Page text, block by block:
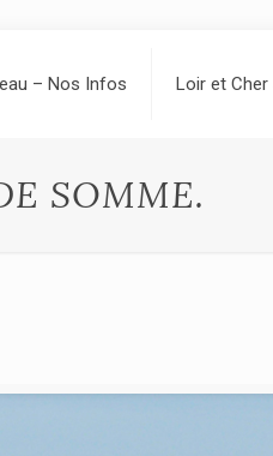
– Nos Infos Loir et
SOMME.